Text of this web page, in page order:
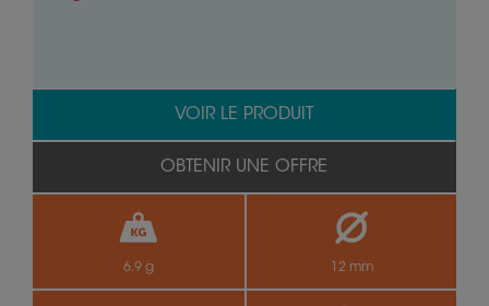
6.9 g 12 mm
VOIR LE PRODUIT
OBTENIR UNE OFFRE